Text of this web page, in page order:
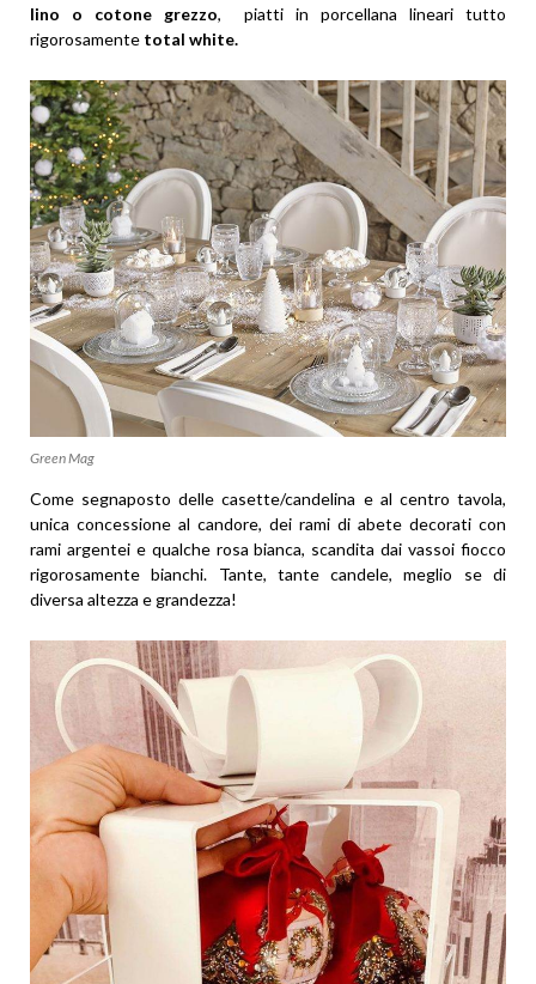
lino o cotone grezzo, piatti in porcellana lineari tutto
rigorosamente total white.
Green Mag
Come segnaposto delle casette/candelina e al centro tavola,
unica concessione al candore, dei rami di abete decorati con
rami argentei e qualche rosa bianca, scandita dai vassoi fiocco
rigorosamente bianchi. Tante, tante candele, meglio se di
diversa altezza e grandezza!